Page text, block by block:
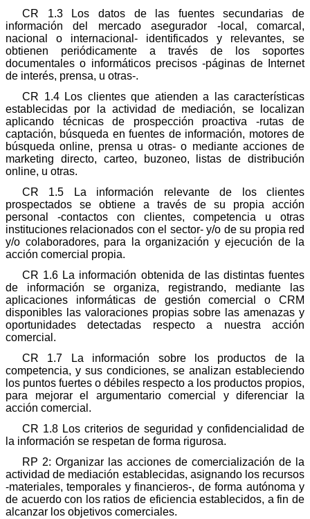
CR 1.3 Los datos de las fuentes secundarias de
información del mercado asegurador -local, comarcal,
nacional o internacional- identificados y relevantes, se
obtienen periódicamente a través de los soportes
documentales o informáticos precisos -páginas de Internet
de interés, prensa, u otras-.
CR 1.4 Los clientes que atienden a las características
establecidas por la actividad de mediación, se localizan
aplicando técnicas de prospección proactiva -rutas de
captación, búsqueda en fuentes de información, motores de
búsqueda online, prensa u otras- o mediante acciones de
marketing directo, carteo, buzoneo, listas de distribución
online, u otras.
CR 1.5 La información relevante de los clientes
prospectados se obtiene a través de su propia acción
personal -contactos con clientes, competencia u otras
instituciones relacionados con el sector- y/o de su propia red
y/o colaboradores, para la organización y ejecución de la
acción comercial propia.
CR 1.6 La información obtenida de las distintas fuentes
de información se organiza, registrando, mediante las
aplicaciones informáticas de gestión comercial o CRM
disponibles las valoraciones propias sobre las amenazas y
oportunidades detectadas respecto a nuestra acción
comercial.
CR 1.7 La información sobre los productos de la
competencia, y sus condiciones, se analizan estableciendo
los puntos fuertes o débiles respecto a los productos propios,
para mejorar el argumentario comercial y diferenciar la
acción comercial.
CR 1.8 Los criterios de seguridad y confidencialidad de
la información se respetan de forma rigurosa.
RP 2: Organizar las acciones de comercialización de la
actividad de mediación establecidas, asignando los recursos
-materiales, temporales y financieros-, de forma autónoma y
de acuerdo con los ratios de eficiencia establecidos, a fin de
alcanzar los objetivos comerciales.